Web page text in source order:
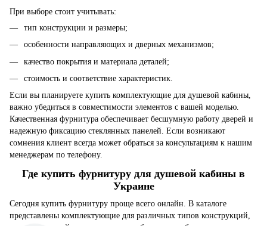
При выборе стоит учитывать:
тип конструкции и размеры;
особенности направляющих и дверных механизмов;
качество покрытия и материала деталей;
стоимость и соответствие характеристик.
Если вы планируете купить комплектующие для душевой кабины,
важно убедиться в совместимости элементов с вашей моделью.
Качественная фурнитура обеспечивает бесшумную работу дверей и
надежную фиксацию стеклянных панелей. Если возникают
сомнения клиент всегда может обраться за консультациям к нашим
менеджерам по телефону.
Где купить фурнитуру для душевой кабины в
Украине
Сегодня купить фурнитуру проще всего онлайн. В каталоге
представлены комплектующие для различных типов конструкций,